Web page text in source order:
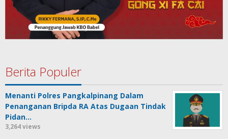
Berita Populer
Menanti Polres Pangkalpinang Dalam
Penanganan Bripda RA Atas Dugaan Tindak
Pidan…
3,264 views